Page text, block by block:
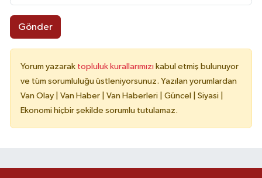
Gönder
Yorum yazarak topluluk kurallarımızı kabul etmiş bulunuyor
ve tüm sorumluluğu üstleniyorsunuz. Yazılan yorumlardan
Van Olay | Van Haber | Van Haberleri | Güncel | Siyasi |
Ekonomi hiçbir şekilde sorumlu tutulamaz.